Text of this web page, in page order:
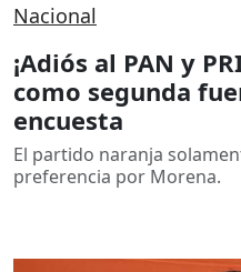
Nacional
¡Adiós al PAN y
como segunda
encuesta
El partido naranja
preferencia por Morena.